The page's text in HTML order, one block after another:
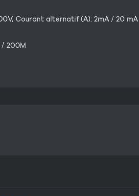
Courant alternatif (A): 2mA / 20
200M